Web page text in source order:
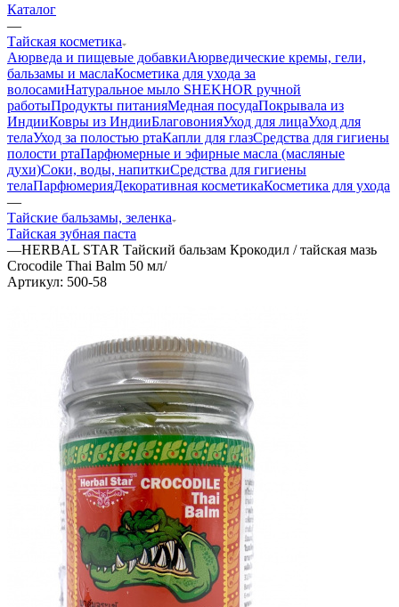
Каталог
—
Тайская косметика
Аюрведа и пищевые добавкиАюрведические кремы, гели,
бальзамы и маслаКосметика для ухода за
волосамиНатуральное мыло SHEKHOR ручной
работыПродукты питанияМедная посудаПокрывала из
ИндииКовры из ИндииБлаговонияУход для лицаУход для
телаУход за полостью ртаКапли для глазСредства для гигиены
полости ртаПарфюмерные и эфирные масла (масляные
духи)Соки, воды, напиткиСредства для гигиены
телаПарфюмерияДекоративная косметикаКосметика для ухода
—
Тайские бальзамы, зеленка
Тайская зубная паста
—HERBAL STAR Тайский бальзам Крокодил / тайская мазь
Crocodile Thai Balm 50 мл/
Артикул: 500-58